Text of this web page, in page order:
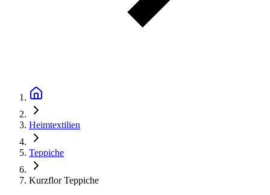
Heimtextilien
Teppiche
Kurzflor Teppiche